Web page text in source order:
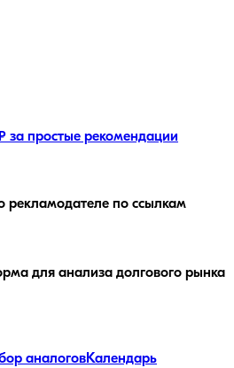
за простые рекомендации
по ссылкам
для анализа долгового рынка
аналоговКалендарь